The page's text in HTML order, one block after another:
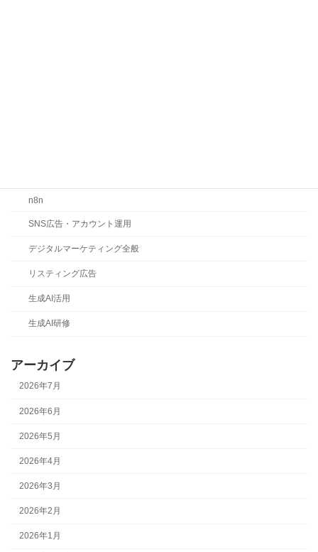
n8n
SNS広告・アカウント運用
デジタルマーケティング全般
リスティング広告
生成AI活用
生成AI研修
アーカイブ
2026年7月
2026年6月
2026年5月
2026年4月
2026年3月
2026年2月
2026年1月